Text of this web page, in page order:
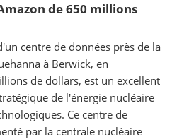
de 650 millions
centre de données près de la
à Berwick, en
de dollars, est un excellent
de l'énergie nucléaire
Ce centre de
par la centrale nucléaire